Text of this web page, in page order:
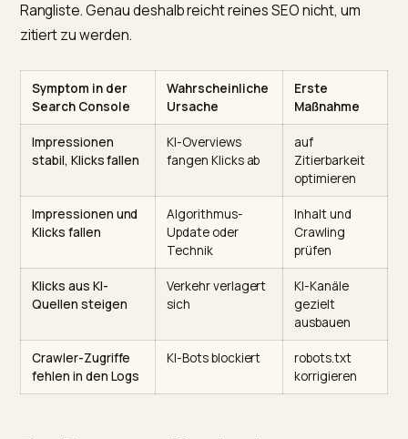
Lange galt: Wer in den Top 10 steht, wird in der KI-
Verschiebung des Ecommerce-Traffics
deckten sich
Mitte 2025 noch etwa drei Viertel der in KI-Overviews
zitierten Seiten mit den organischen Top 10, Anfang
2026 war diese Überschneidung stark gefallen. Mit
anderen Worten: Die KI wählt ihre Quellen zunehmend
nach eigenen Kriterien, nicht nach der klassischen
Rangliste. Genau deshalb reicht reines SEO nicht, um
zitiert zu werden.
Search Console
Wahrscheinliche
Ursache
Erste
Maßnahme
Impressionen
KI-Overviews
auf